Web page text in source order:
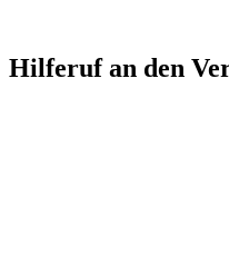
Hilferuf an den